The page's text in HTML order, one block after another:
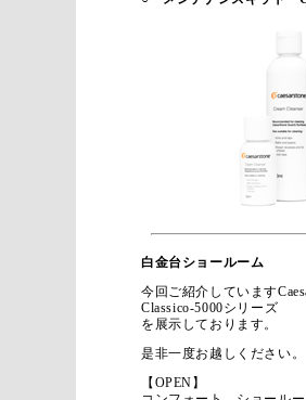
白金台ショールーム
今回ご紹介しています
Classico-5000シリーズ
を展示しております。
是非一度お越しください。
【OPEN】